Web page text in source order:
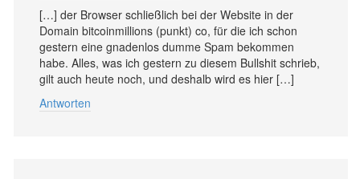
[…] der Browser schließlich bei der Website in der
Domain bitcoinmillions (punkt) co, für die ich schon
gestern eine gnadenlos dumme Spam bekommen
habe. Alles, was ich gestern zu diesem Bullshit schrieb,
gilt auch heute noch, und deshalb wird es hier […]
Antworten